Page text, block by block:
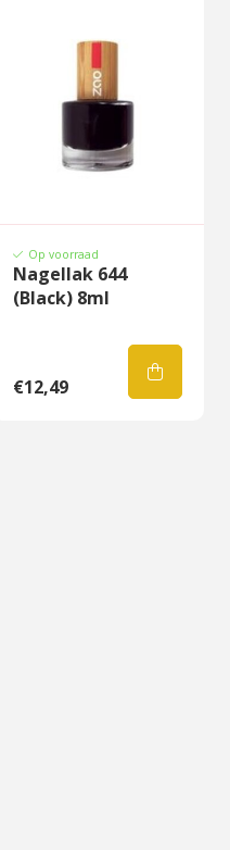
Op voorraad
Nagellak 644
(Black) 8ml
€12,49